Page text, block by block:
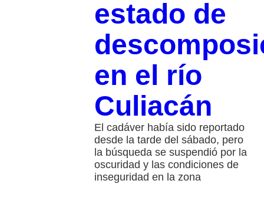
estado de
en el río
Culiacán
El cadáver había sido reportado
desde la tarde del sábado, pero
la búsqueda se suspendió por la
oscuridad y las condiciones de
inseguridad en la zona